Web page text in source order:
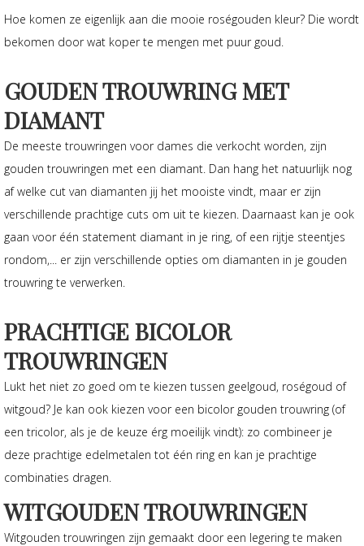
Hoe komen ze eigenlijk aan die mooie roségouden kleur? Die wordt
bekomen door wat koper te mengen met puur goud.
GOUDEN TROUWRING MET
DIAMANT
De meeste trouwringen voor dames die verkocht worden, zijn
gouden trouwringen met een diamant. Dan hang het natuurlijk nog
af welke cut van diamanten jij het mooiste vindt, maar er zijn
verschillende prachtige cuts om uit te kiezen. Daarnaast kan je ook
gaan voor één statement diamant in je ring, of een rijtje steentjes
rondom,... er zijn verschillende opties om diamanten in je gouden
trouwring te verwerken.
PRACHTIGE BICOLOR
TROUWRINGEN
Lukt het niet zo goed om te kiezen tussen geelgoud, roségoud of
witgoud? Je kan ook kiezen voor een bicolor gouden trouwring (of
een tricolor, als je de keuze érg moeilijk vindt): zo combineer je
deze prachtige edelmetalen tot één ring en kan je prachtige
combinaties dragen.
WITGOUDEN TROUWRINGEN
Witgouden trouwringen zijn gemaakt door een legering te maken